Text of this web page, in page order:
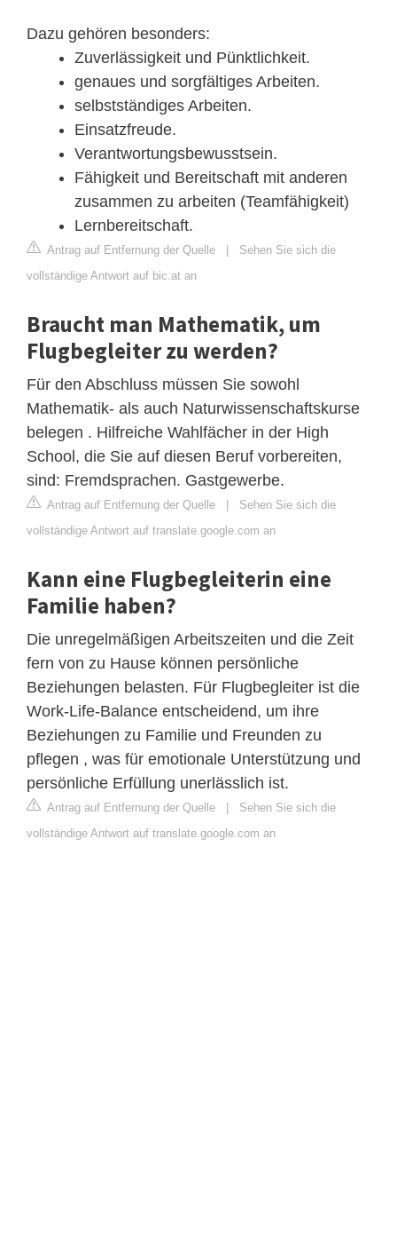
Dazu gehören besonders:
Zuverlässigkeit und Pünktlichkeit.
genaues und sorgfältiges Arbeiten.
selbstständiges Arbeiten.
Einsatzfreude.
Verantwortungsbewusstsein.
Fähigkeit und Bereitschaft mit anderen
zusammen zu arbeiten (Teamfähigkeit)
Lernbereitschaft.
Antrag auf Entfernung der Quelle | Sehen Sie sich die
vollständige Antwort auf bic.at an
Braucht man Mathematik, um
Flugbegleiter zu werden?
Für den Abschluss müssen Sie sowohl
Mathematik- als auch Naturwissenschaftskurse
belegen . Hilfreiche Wahlfächer in der High
School, die Sie auf diesen Beruf vorbereiten,
sind: Fremdsprachen. Gastgewerbe.
Antrag auf Entfernung der Quelle | Sehen Sie sich die
vollständige Antwort auf translate.google.com an
Kann eine Flugbegleiterin eine
Familie haben?
Die unregelmäßigen Arbeitszeiten und die Zeit
fern von zu Hause können persönliche
Beziehungen belasten. Für Flugbegleiter ist die
Work-Life-Balance entscheidend, um ihre
Beziehungen zu Familie und Freunden zu
pflegen , was für emotionale Unterstützung und
persönliche Erfüllung unerlässlich ist.
Antrag auf Entfernung der Quelle | Sehen Sie sich die
vollständige Antwort auf translate.google.com an